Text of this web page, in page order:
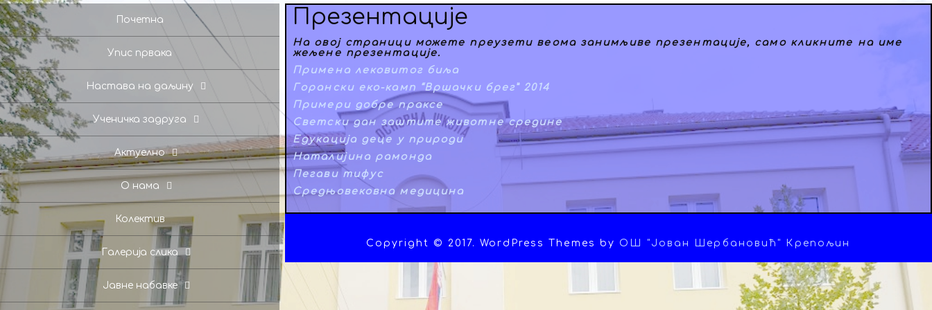
Почетна
Упис првака
Настава на даљину
Ученичка задруга
Актуелно
О нама
Колектив
Галерија слика
Јавне набавке
Презентације
На овој страници можете преузети веома занимљиве презентације, само кликните на име
жељене презентације.
Примена лековитог биља
Горански еко-камп “Вршачки брег” 2014
Примери добре праксе
Светски дан заштите животне средине
Едукација деце у природи
Наталијина рамонда
Пегави тифус
Средњовековна медицина
Copyright © 2017. WordPress Themes by ОШ "Јован Шербановић" Крепољин